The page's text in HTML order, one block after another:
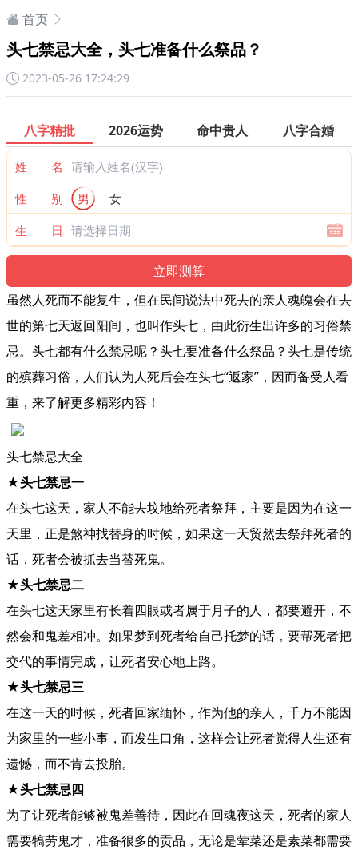
首页
头七禁忌大全，头七准备什么祭品？
2023-05-26 17:24:29
八字精批 2026运势 命中贵人 八字合婚
姓 名
性 别
男
女
生 日
虽然人死而不能复生，但在民间说法中死去的亲人魂魄会在去
世的第七天返回阳间，也叫作头七，由此衍生出许多的习俗禁
忌。头七都有什么禁忌呢？头七要准备什么祭品？头七是传统
的殡葬习俗，人们认为人死后会在头七“返家”，因而备受人看
重，来了解更多精彩内容！
头七禁忌大全
★头七禁忌一
在头七这天，家人不能去坟地给死者祭拜，主要是因为在这一
天里，正是煞神找替身的时候，如果这一天贸然去祭拜死者的
话，死者会被抓去当替死鬼。
★头七禁忌二
在头七这天家里有长着四眼或者属于月子的人，都要避开，不
然会和鬼差相冲。如果梦到死者给自己托梦的话，要帮死者把
交代的事情完成，让死者安心地上路。
★头七禁忌三
在这一天的时候，死者回家缅怀，作为他的亲人，千万不能因
为家里的一些小事，而发生口角，这样会让死者觉得人生还有
遗憾，而不肯去投胎。
★头七禁忌四
为了让死者能够被鬼差善待，因此在回魂夜这天，死者的家人
需要犒劳鬼才，准备很多的贡品，无论是荤菜还是素菜都需要